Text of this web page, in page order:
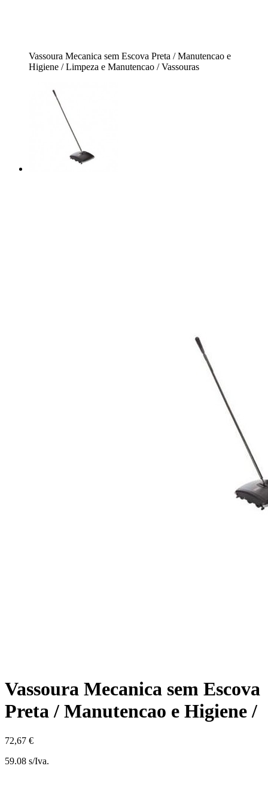
Vassoura Mecanica sem Escova Preta / Manutencao e
Higiene / Limpeza e Manutencao / Vassouras
Vassoura Mecanica sem Escova
Preta / Manutencao e Higiene /
72,67 €
59.08 s/Iva.